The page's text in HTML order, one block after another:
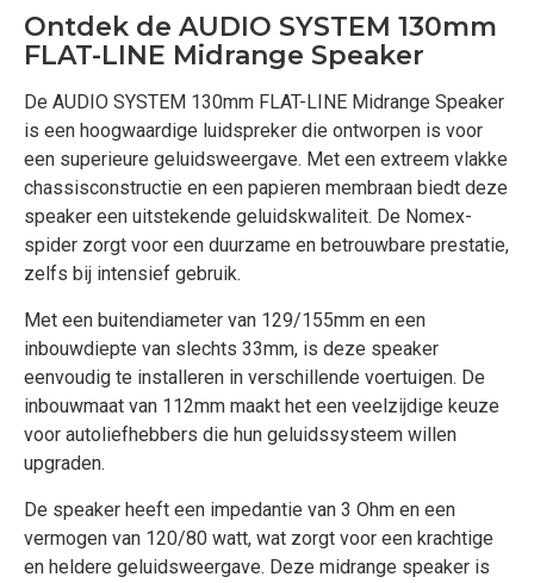
Ontdek de AUDIO SYSTEM 130mm
FLAT-LINE Midrange Speaker
De AUDIO SYSTEM 130mm FLAT-LINE Midrange Speaker
is een hoogwaardige luidspreker die ontworpen is voor
een superieure geluidsweergave. Met een extreem vlakke
chassisconstructie en een papieren membraan biedt deze
speaker een uitstekende geluidskwaliteit. De Nomex-
spider zorgt voor een duurzame en betrouwbare prestatie,
zelfs bij intensief gebruik.
Met een buitendiameter van 129/155mm en een
inbouwdiepte van slechts 33mm, is deze speaker
eenvoudig te installeren in verschillende voertuigen. De
inbouwmaat van 112mm maakt het een veelzijdige keuze
voor autoliefhebbers die hun geluidssysteem willen
upgraden.
De speaker heeft een impedantie van 3 Ohm en een
vermogen van 120/80 watt, wat zorgt voor een krachtige
en heldere geluidsweergave. Deze midrange speaker is